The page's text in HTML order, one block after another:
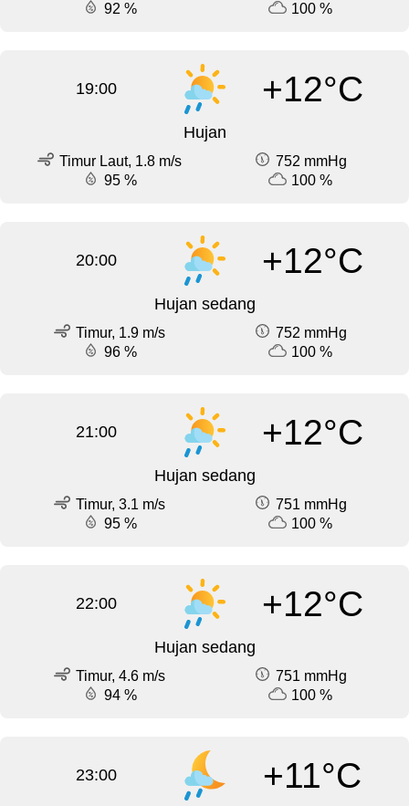
92 %
100 %
19:00 +12°C
Hujan
Timur Laut, 1.8 m/s
752 mmHg
95 %
100 %
20:00 +12°C
Hujan sedang
Timur, 1.9 m/s
752 mmHg
96 %
100 %
21:00 +12°C
Hujan sedang
Timur, 3.1 m/s
751 mmHg
95 %
100 %
22:00 +12°C
Hujan sedang
Timur, 4.6 m/s
751 mmHg
94 %
100 %
23:00 +11°C